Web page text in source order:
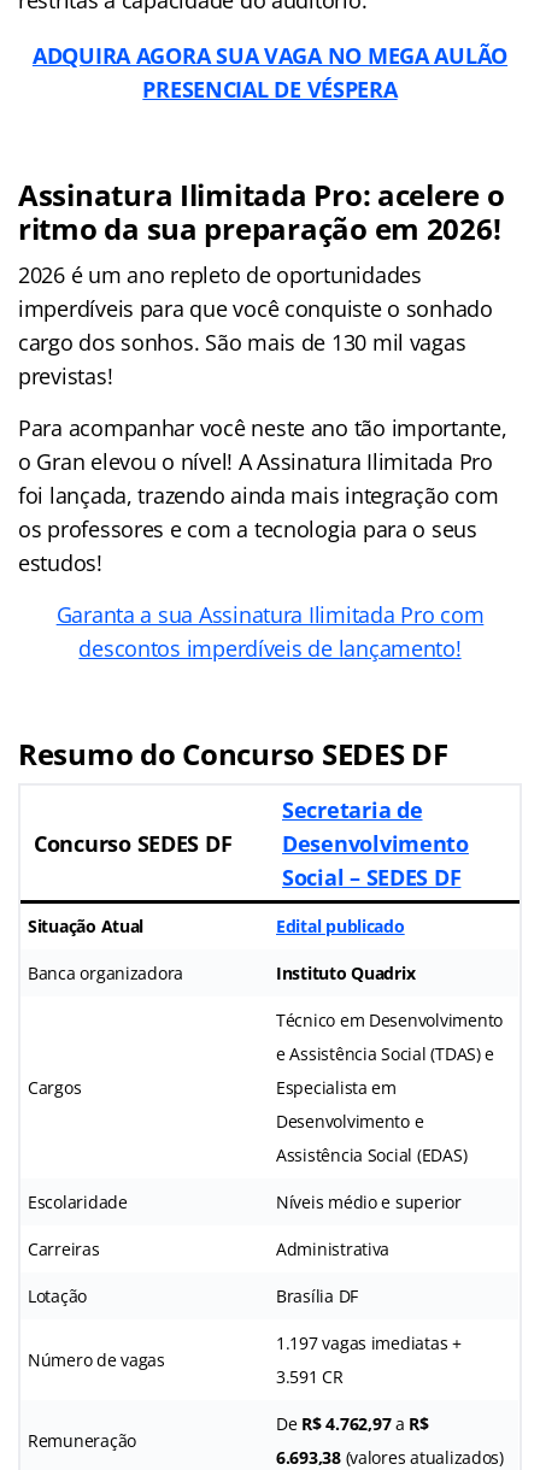
ADQUIRA AGORA SUA VAGA NO MEGA AULÃO
PRESENCIAL DE VÉSPERA
Assinatura Ilimitada Pro: acelere o
ritmo da sua preparação em 2026!
2026 é um ano repleto de oportunidades
imperdíveis para que você conquiste o sonhado
cargo dos sonhos. São mais de 130 mil vagas
previstas!
Para acompanhar você neste ano tão importante,
o Gran elevou o nível! A Assinatura Ilimitada Pro
foi lançada, trazendo ainda mais integração com
os professores e com a tecnologia para o seus
estudos!
Garanta a sua Assinatura Ilimitada Pro com
descontos imperdíveis de lançamento!
Resumo do Concurso SEDES DF
Concurso SEDES DF
Secretaria de
Desenvolvimento
Social – SEDES DF
Situação Atual Edital publicado
Banca organizadora Instituto Quadrix
Cargos
Técnico em Desenvolvimento
e Assistência Social (TDAS) e
Especialista em
Desenvolvimento e
Assistência Social (EDAS)
Escolaridade Níveis médio e superior
Carreiras Administrativa
Lotação Brasília DF
Número de vagas
1.197 vagas imediatas +
3.591 CR
Remuneração
De R$ 4.762,97a R$
6.693,38(valores atualizados)